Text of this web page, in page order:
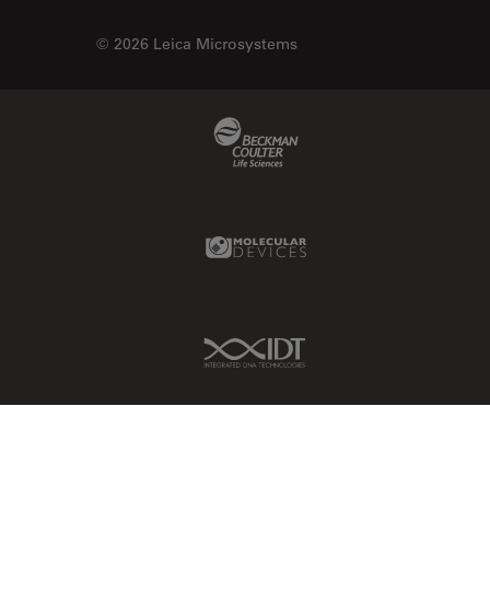
Imperial Imaging Hub
Industrielle Mikroskopie
Inverted Microscopy
© 2026 Leica Microsystems
Molecular Devices Link
IDT Link